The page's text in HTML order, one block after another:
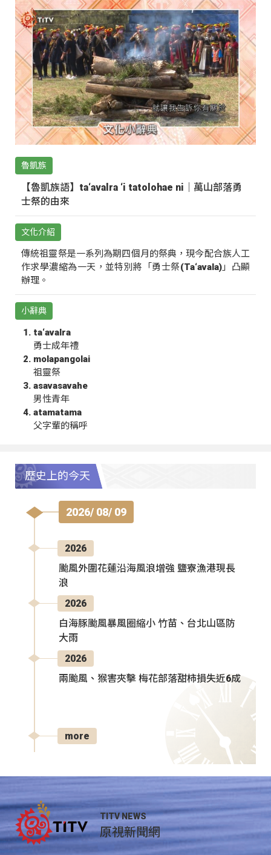
魯凱族
【魯凱族語】ta‘avalra ‘i tatolohae ni｜萬山部落勇
士祭的由來
文化介紹
傳統祖靈祭是一系列為期四個月的祭典，現今配合族人工
作求學濃縮為一天，並特別將「勇士祭(Ta‘avala)」凸顯
辦理。
小辭典
ta‘avalra
勇士成年禮
molapangolai
祖靈祭
asavasavahe
男性青年
atamatama
父字輩的稱呼
歷史上的今天
2026/ 08/ 09
2026
颱風外圍花蓮沿海風浪增強 鹽寮漁港現長
浪
2026
白海豚颱風暴風圈縮小 竹苗、台北山區防
大雨
2026
兩颱風、猴害夾擊 梅花部落甜柿損失近6成
more
TITV NEWS
原視新聞網